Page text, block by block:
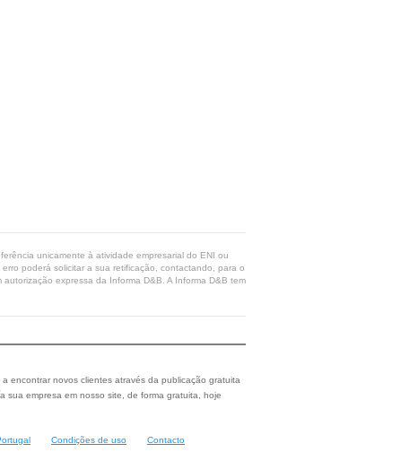
unicamente à atividade empresarial do ENI ou
poderá solicitar a sua retificação, contactando, para o
expressa da Informa D&B. A Informa D&B tem
encontrar novos clientes através da publicação gratuita
empresa em nosso site, de forma gratuita, hoje
Condições de uso Contacto